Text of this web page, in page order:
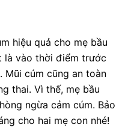
hiệu quả cho mẹ bầu
là vào thời điểm trước
Mũi cúm cũng an toàn
thai. Vì thế, mẹ bầu
ngừa cảm cúm. Bảo
cho hai mẹ con nhé!